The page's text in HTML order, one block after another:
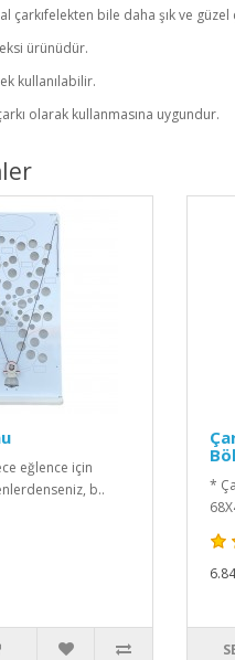
çarkıfelekten bile daha şık ve güzel
ürünüdür.
kullanılabilir.
olarak kullanmasına uygundur.
eğlence için
b..
*